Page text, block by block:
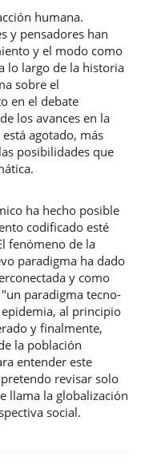
humana.
y pensadores han
y el modo como
lo largo de la historia
sobre el
en el debate
los avances en la
agotado, más
posibilidades que
ha hecho posible
codificado esté
fenómeno de la
paradigma ha dado
y como
paradigma tecno-
al principio
y finalmente,
la población
entender este
revisar solo
llama la globalización
social.